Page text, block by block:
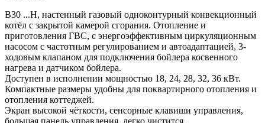
B30 ...H, настенный газовый одноконтурный конвекционный
котёл с закрытой камерой сгорания. Отопление и
приготовления ГВС, с энергоэффективным циркуляционным
насосом с частотным регулированием и автоадаптацией, 3-
ходовым клапаном для подключения бойлера косвенного
нагрева и датчиком бойлера.
Доступен в исполнении мощностью 18, 24, 28, 32, 36 кВт.
Компактные размеры удобны для поквартирного отопления и
отопления коттеджей.
Экран высокой чёткости, сенсорные клавиши управления,
большая панель управления, легко чистится.